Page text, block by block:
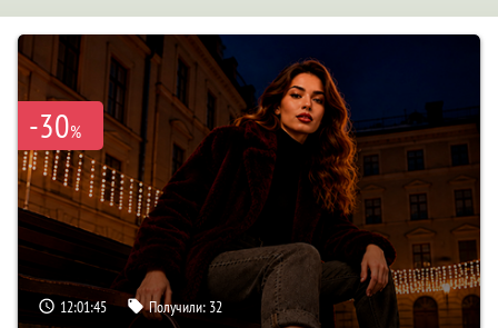
-30%
12:01:44 Получили: 32